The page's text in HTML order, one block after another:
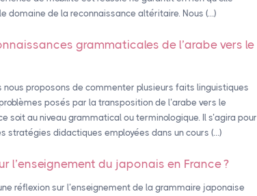
domaine de la reconnaissance altéritaire. Nous (…)
grammaticales de l’arabe vers le
nous proposons de commenter plusieurs faits linguistiques
posés par la transposition de l’arabe vers le
soit au niveau grammatical ou terminologique. Il s’agira pour
stratégies didactiques employées dans un cours (…)
l’enseignement du japonais en France?
réflexion sur l’enseignement de la grammaire japonaise